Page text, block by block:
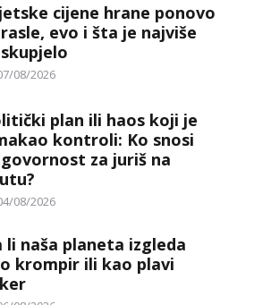
cijene hrane ponovo
evo i šta je najviše
08/2026
plan ili haos koji je
kontroli: Ko snosi
za juriš na
08/2026
li naša planeta izgleda
krompir ili kao plavi